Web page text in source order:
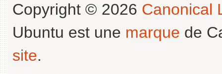
Copyright © 2026 Canonical
Ubuntu est une marque de
site.